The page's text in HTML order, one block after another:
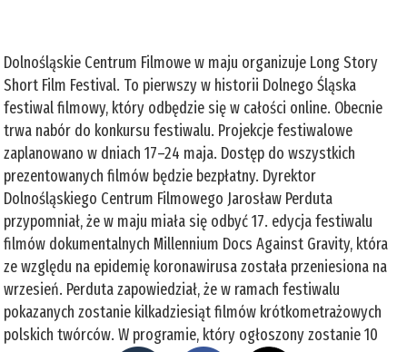
Dolnośląskie Centrum Filmowe w maju organizuje Long Story
Short Film Festival. To pierwszy w historii Dolnego Śląska
festiwal filmowy, który odbędzie się w całości online. Obecnie
trwa nabór do konkursu festiwalu. Projekcje festiwalowe
zaplanowano w dniach 17–24 maja. Dostęp do wszystkich
prezentowanych filmów będzie bezpłatny. Dyrektor
Dolnośląskiego Centrum Filmowego Jarosław Perduta
przypomniał, że w maju miała się odbyć 17. edycja festiwalu
filmów dokumentalnych Millennium Docs Against Gravity, która
ze względu na epidemię koronawirusa została przeniesiona na
wrzesień. Perduta zapowiedział, że w ramach festiwalu
pokazanych zostanie kilkadziesiąt filmów krótkometrażowych
polskich twórców. W programie, który ogłoszony zostanie 10